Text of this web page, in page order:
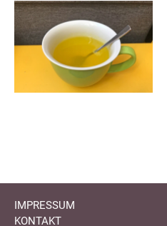
IMPRESSUM
KONTAKT